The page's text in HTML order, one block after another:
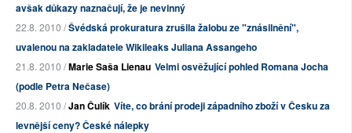
avšak důkazy naznačují, že je nevinný
22.8. 2010 /Švédská prokuratura zrušila žalobu ze "znásilnění",
uvalenou na zakladatele Wikileaks Juliana Assangeho
21.8. 2010 /Marie Saša Lienau Velmi osvěžující pohled Romana Jocha
(podle Petra Nečase)
20.8. 2010 /Jan Čulík Víte, co brání prodeji západního zboží v Česku za
levnější ceny? České nálepky